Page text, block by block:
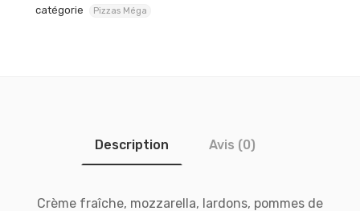
catégorie Pizzas Méga
Description Avis (0)
Crème fraîche, mozzarella, lardons, pommes de